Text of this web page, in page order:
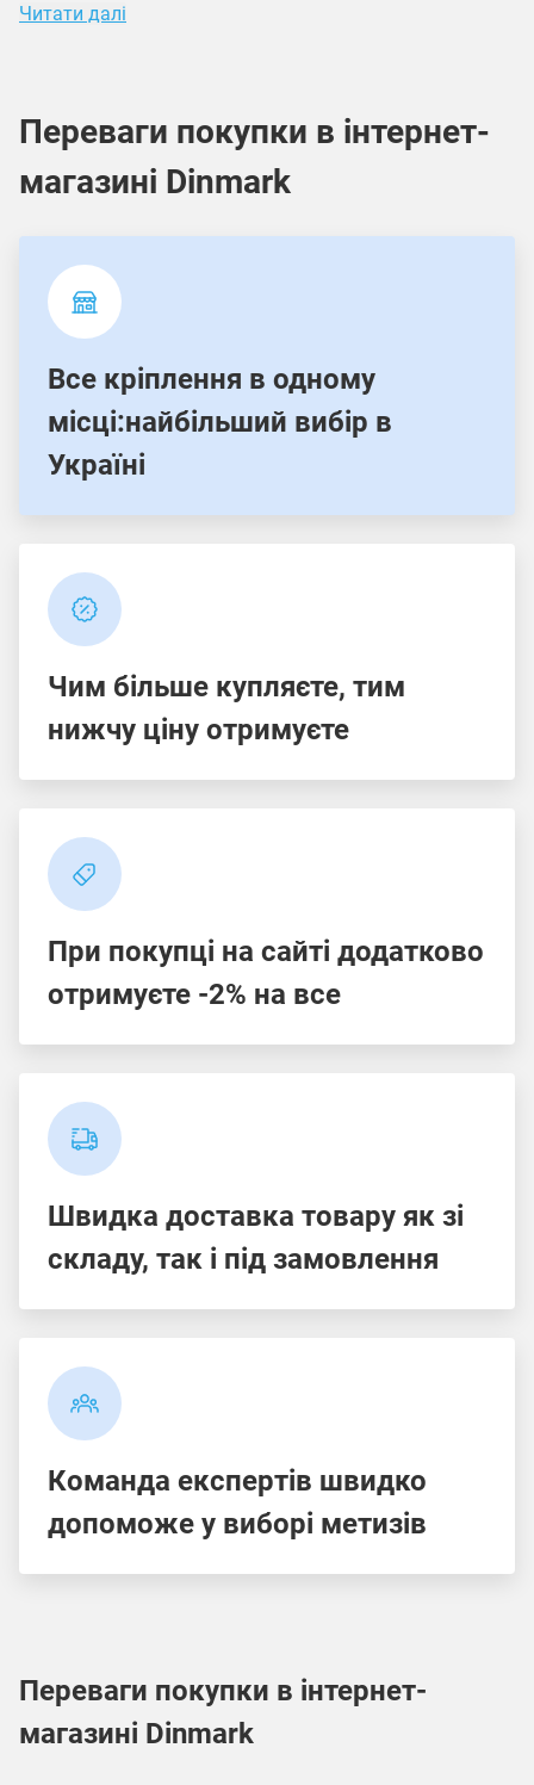
Читати далі
Переваги покупки в інтернет-
магазині Dinmark
Все кріплення в одному
місці:найбільший вибір в
Україні
Чим більше купляєте, тим
нижчу ціну отримуєте
При покупці на сайті додатково
отримуєте -2% на все
Швидка доставка товару як зі
складу, так і під замовлення
Команда експертів швидко
допоможе у виборі метизів
Переваги покупки в інтернет-
магазині Dinmark